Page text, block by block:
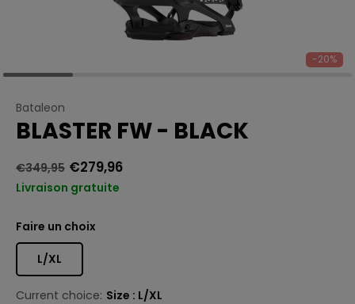
-20%
Bataleon
BLASTER FW - BLACK
€349,95 €279,96
Livraison gratuite
Faire un choix
L/XL
Current choice: Size : L/XL